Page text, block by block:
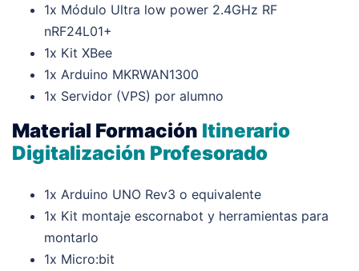
1x Módulo Ultra low power 2.4GHz RF
nRF24L01+
1x Kit XBee
1x Arduino MKRWAN1300
1x Servidor (VPS) por alumno
Material Formación Itinerario
Digitalización Profesorado
1x Arduino UNO Rev3 o equivalente
1x Kit montaje escornabot y herramientas para
montarlo
1x Micro:bit